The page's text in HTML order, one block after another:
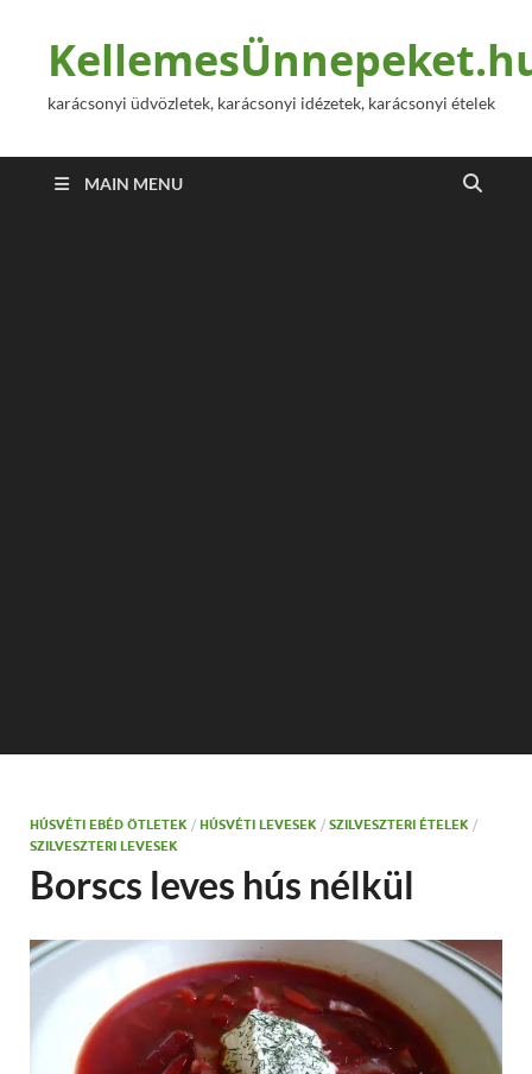
karácsonyi üdvözletek, karácsonyi idézetek, karácsonyi ételek
MAIN MENU
HÚSVÉTI EBÉD ÖTLETEK / HÚSVÉTI LEVESEK / SZILVESZTERI ÉTELEK /
SZILVESZTERI LEVESEK
Borscs leves hús nélkül